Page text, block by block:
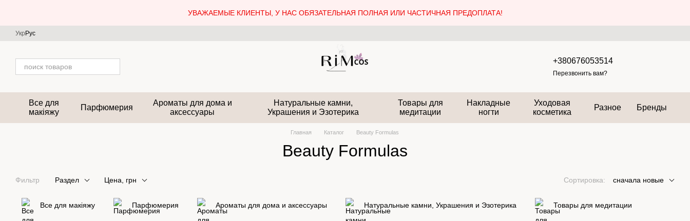
УВАЖАЕМЫЕ КЛИЕНТЫ, У НАС ОБЯЗАТЕЛЬНАЯ ПОЛНАЯ ИЛИ ЧАСТИЧНАЯ ПРЕДОПЛАТА!
Укр Рус
+380676053514
Перезвонить вам?
Все для
макіяжу
Парфюмерия
Ароматы для дома и
аксессуары
Натуральные камни,
Украшения и Эзотерика
Товары для
медитации
Накладные
ногти
Уходовая
косметика
Разное Бренды
Главная Каталог Beauty Formulas
Beauty Formulas
Фильтр Раздел Цена, грн Сортировка: сначала новые
Все для макіяжу Парфюмерия Ароматы для дома и аксессуары Натуральные камни, Украшения и Эзотерика Товары для медитации